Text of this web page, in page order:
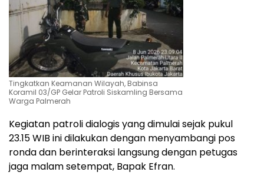
Tingkatkan Keamanan Wilayah, Babinsa
Koramil 03/GP Gelar Patroli Siskamling Bersama
Warga Palmerah
Kegiatan patroli dialogis yang dimulai sejak pukul
23.15 WIB ini dilakukan dengan menyambangi pos
ronda dan berinteraksi langsung dengan petugas
jaga malam setempat, Bapak Efran.